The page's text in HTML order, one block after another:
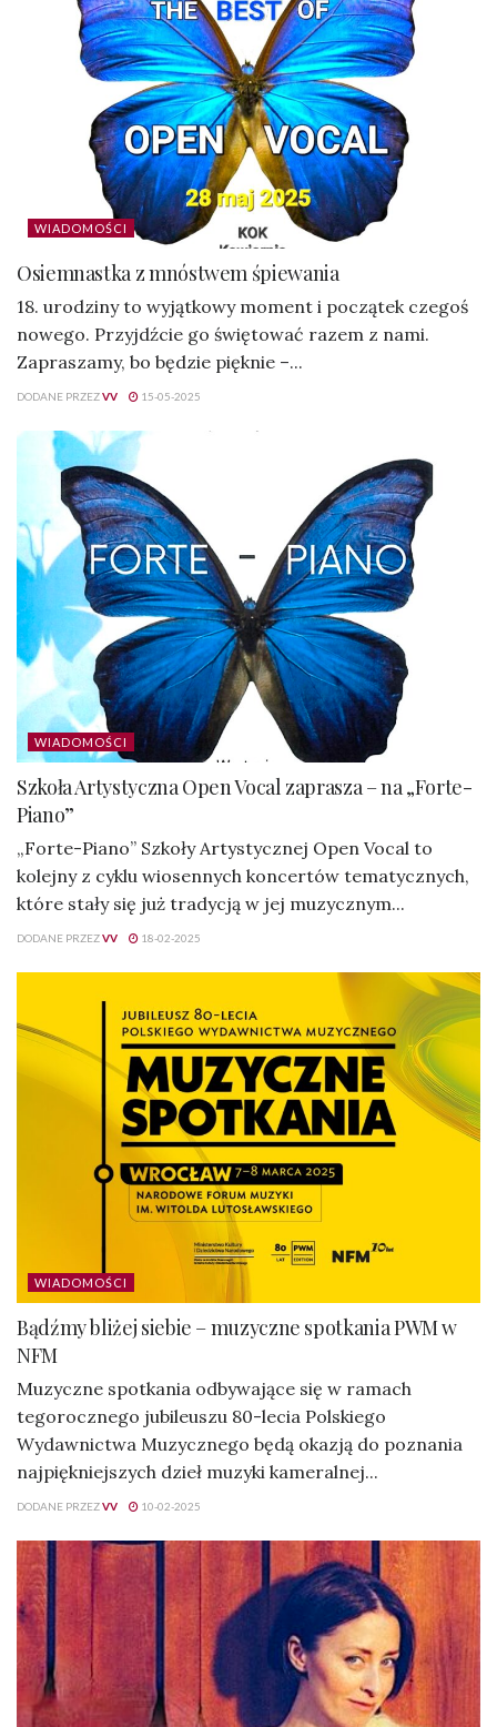
WIADOMOŚCI
Osiemnastka z mnóstwem śpiewania
18. urodziny to wyjątkowy moment i początek czegoś
nowego. Przyjdźcie go świętować razem z nami.
Zapraszamy, bo będzie pięknie –...
DODANE PRZEZVV 15-05-2025
WIADOMOŚCI
Szkoła Artystyczna Open Vocal zaprasza – na „Forte-
Piano”
„Forte-Piano” Szkoły Artystycznej Open Vocal to
kolejny z cyklu wiosennych koncertów tematycznych,
które stały się już tradycją w jej muzycznym...
DODANE PRZEZVV 18-02-2025
WIADOMOŚCI
Bądźmy bliżej siebie – muzyczne spotkania PWM w
NFM
Muzyczne spotkania odbywające się w ramach
tegorocznego jubileuszu 80-lecia Polskiego
Wydawnictwa Muzycznego będą okazją do poznania
najpiękniejszych dzieł muzyki kameralnej...
DODANE PRZEZVV 10-02-2025